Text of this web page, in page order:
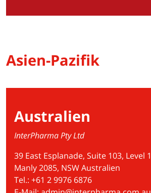
Asien-Pazifik
Australien
InterPharma Pty Ltd
39 East Esplanade, Suite 103, Level 1
Manly 2085, NSW Australien
Tel.: +61 2 9976 6876